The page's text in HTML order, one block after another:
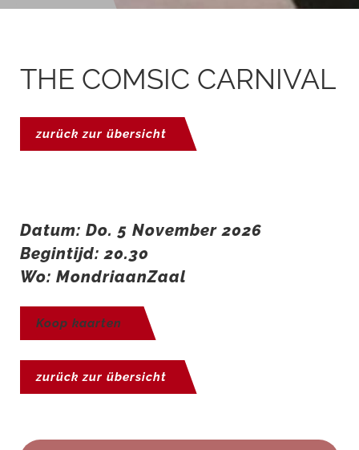
THE COMSIC CARNIVAL
zurück zur übersicht
Datum: Do. 5 November 2026
Begintijd: 20.30
Wo: MondriaanZaal
Koop kaarten
zurück zur übersicht